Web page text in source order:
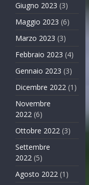
Giugno 2023 (3)
Maggio 2023 (6)
Marzo 2023 (3)
Febbraio 2023 (4)
Gennaio 2023 (3)
Dicembre 2022 (1)
Novembre
2022 (6)
Ottobre 2022 (3)
Settembre
2022 (5)
Agosto 2022 (1)